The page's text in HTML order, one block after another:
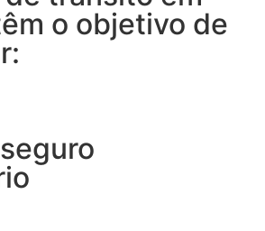
o objetivo de